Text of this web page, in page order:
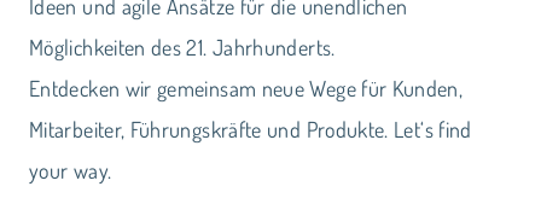
Ideen und agile Ansätze für die unendlichen
Möglichkeiten des 21. Jahrhunderts.
Entdecken wir gemeinsam neue Wege für Kunden,
Mitarbeiter, Führungskräfte und Produkte. Let‘s find
your way.